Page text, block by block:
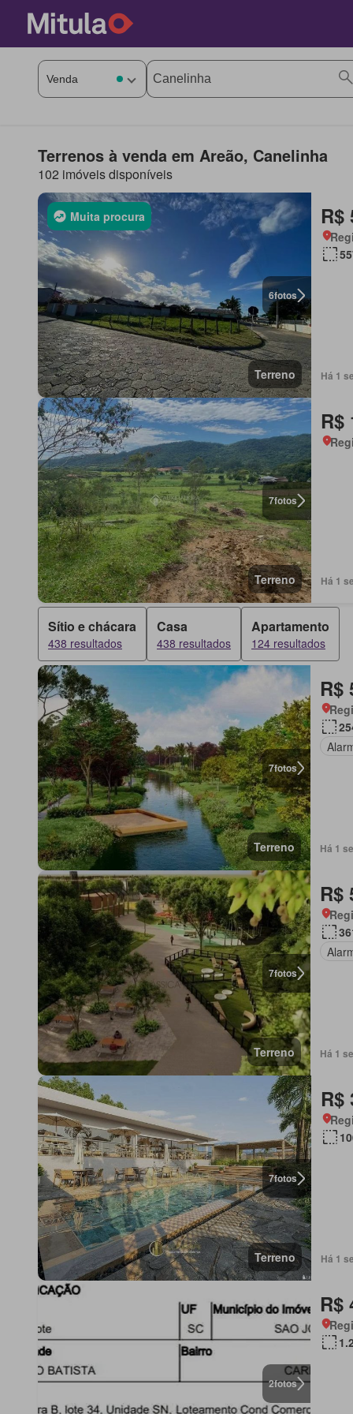
Terrenos à venda em Areão, Canelinha
102 imóveis disponíveis
6fotos
Muita procura
Terreno
R$
Há 1
7fotos
Terreno
R$
Há 1
Sítio e chácara
438 resultados
Casa
438 resultados
Apartamento
124 resultados
7fotos
Terreno
R$
Há 1
7fotos
Terreno
R$
Há 1
7fotos
Terreno
R$
Há 1
2fotos
R$